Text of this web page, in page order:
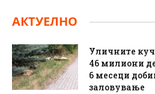
АКТУЕЛНО
Уличните
46 милиони
6 месеци
заловување